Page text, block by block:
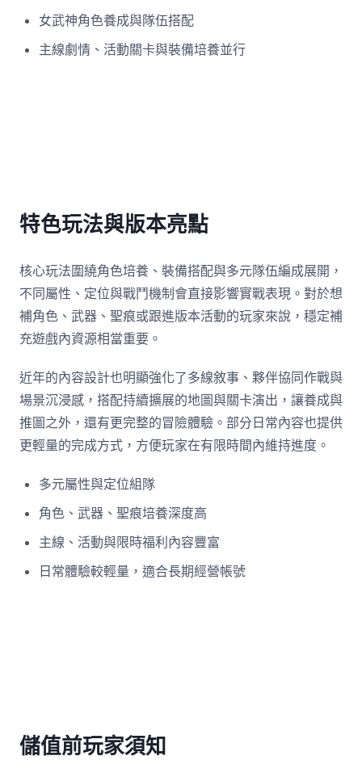
女武神角色養成與隊伍搭配
主線劇情、活動關卡與裝備培養並行
特色玩法與版本亮點
核心玩法圍繞角色培養、裝備搭配與多元隊伍編成展開，
不同屬性、定位與戰鬥機制會直接影響實戰表現。對於想
補角色、武器、聖痕或跟進版本活動的玩家來說，穩定補
充遊戲內資源相當重要。
近年的內容設計也明顯強化了多線敘事、夥伴協同作戰與
場景沉浸感，搭配持續擴展的地圖與關卡演出，讓養成與
推圖之外，還有更完整的冒險體驗。部分日常內容也提供
更輕量的完成方式，方便玩家在有限時間內維持進度。
多元屬性與定位組隊
角色、武器、聖痕培養深度高
主線、活動與限時福利內容豐富
日常體驗較輕量，適合長期經營帳號
儲值前玩家須知